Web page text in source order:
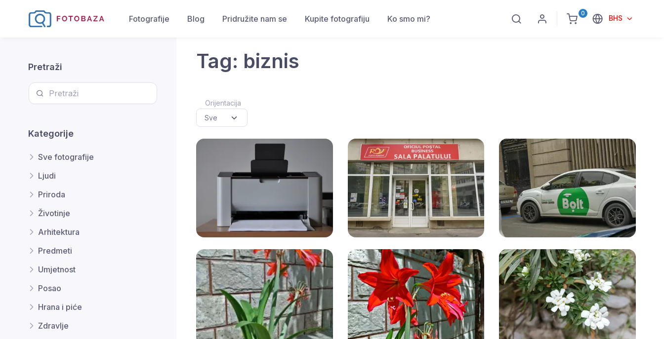
0
BHS
Fotografije Blog Pridružite nam se Kupite fotografiju Ko smo mi?
Pretraži
Kategorije
Sve fotografije
Ljudi
Priroda
Životinje
Arhitektura
Predmeti
Umjetnost
Posao
Hrana i piće
Zdravlje
Tag: biznis
Orijentacija